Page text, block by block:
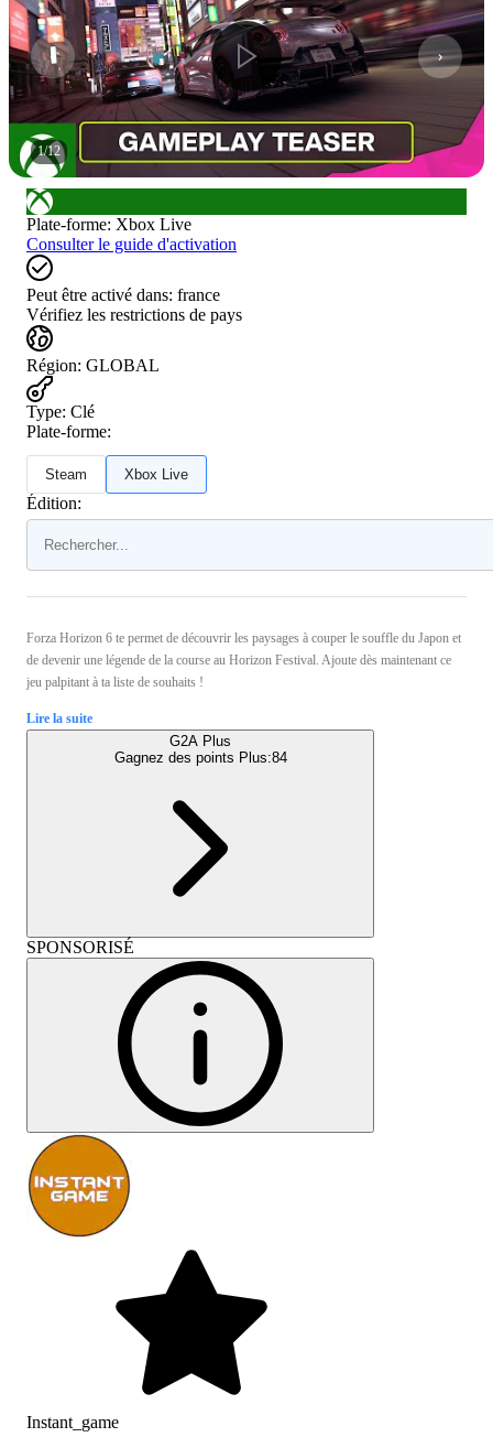
1/12
Plate-forme: Xbox Live
Consulter le guide d'activation
Peut être activé dans: france
Vérifiez les restrictions de pays
Région: GLOBAL
Type: Clé
Plate-forme:
Steam Xbox Live
Édition:
Forza Horizon 6 te permet de découvrir les paysages à couper le souffle du Japon et
de devenir une légende de la course au Horizon Festival. Ajoute dès maintenant ce
jeu palpitant à ta liste de souhaits !
Lire la suite
G2A Plus
Gagnez des points Plus:84
SPONSORISÉ
Instant_game